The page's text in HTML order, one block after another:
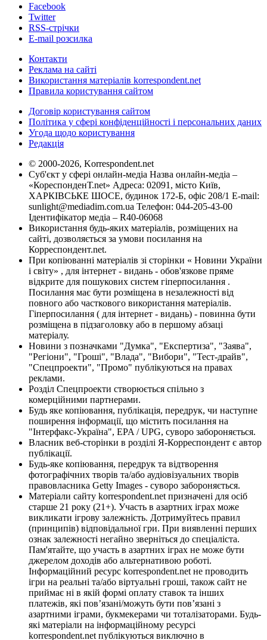
Facebook
Twitter
RSS-стрічки
E-mail розсилка
Контакти
Реклама на сайті
Використання матеріалів korrespondent.net
Правила користування сайтом
Договір користування сайтом
Політика у сфері конфіденційності і персональних даних
Угода щодо користування
Редакція
© 2000-2026, Korrespondent.net
Суб'єкт у сфері онлайн-медіа Назва онлайн-медіа –
«КореспонденТ.net» Адреса: 02091, місто Київ,
ХАРКІВСЬКЕ ШОСЕ, будинок 172-Б, офіс 208/1 E-mail:
sunlight@mediadim.com.ua Телефон: 044-205-43-00
Ідентифікатор медіа – R40-06068
Використання будь-яких матеріалів, розміщених на
сайті, дозволяється за умови посилання на
Корреспондент.net.
При копіюванні матеріалів зі сторінки « Новини України
і світу» , для інтернет - видань - обов'язкове пряме
відкрите для пошукових систем гіперпосилання .
Посилання має бути розміщена в незалежності від
повного або часткового використання матеріалів.
Гіперпосилання ( для інтернет - видань) - повинна бути
розміщена в підзаголовку або в першому абзаці
матеріалу.
Новини з позначками "Думка", "Експертиза", "Заява",
"Регіони", "Гроші", "Влада", "Вибори", "Тест-драйв",
"Спецпроекти", "Промо" публікуються на правах
реклами.
Розділ Спецпроекти створюється спільно з
комерційними партнерами.
Будь яке копіювання, публікація, передрук, чи наступне
поширення інформації, що містить посилання на
"Інтерфакс-Україна", EPA / UPG, суворо забороняється.
Власник веб-сторінки в розділі Я-Корреспондент є автор
публікації.
Будь-яке копіювання, передрук та відтворення
фотографічних творів та/або аудіовізуальних творів
правовласника Getty Images - суворо забороняється.
Матеріали сайту korrespondent.net призначені для осіб
старше 21 року (21+). Участь в азартних іграх може
викликати ігрову залежність. Дотримуйтесь правил
(принципів) відповідальної гри. При виявленні перших
ознак залежності негайно зверніться до спеціаліста.
Пам'ятайте, що участь в азартних іграх не може бути
джерелом доходів або альтернативою роботі.
Інформаційний ресурс korrespondent.net не проводить
ігри на реальні та/або віртуальні гроші, також сайт не
приймає ні в якій формі оплату ставок та інших
платежів, які пов’язані/можуть бути пов’язані з
азартними іграми, букмекерами чи тоталізаторами. Будь-
які матеріали на інформаційному ресурсі
korrespondent.net публікуються виключно в